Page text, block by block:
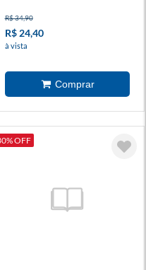
R$ 34,90
R$ 24,40
à vista
OFF